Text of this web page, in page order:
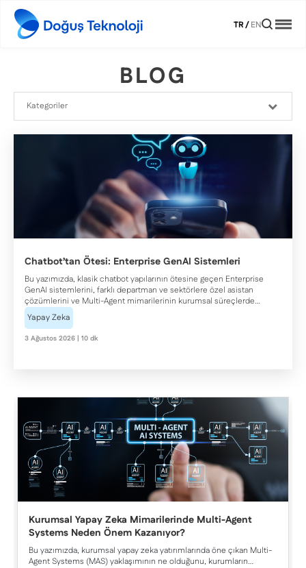
TR/EN
BLOG
Chatbot’tan Ötesi: Enterprise GenAI Sistemleri
Bu yazımızda, klasik chatbot yapılarının ötesine geçen Enterprise
GenAI sistemlerini, farklı departman ve sektörlere özel asistan
çözümlerini ve Multi-Agent mimarilerinin kurumsal süreçlerde
yarattığı değeri inceliyoruz.
Yapay Zeka
3 Ağustos 2026 | 10 dk
Kurumsal Yapay Zeka Mimarilerinde Multi-Agent
Systems Neden Önem Kazanıyor?
Bu yazımızda, kurumsal yapay zeka yatırımlarında öne çıkan Multi-
Agent Systems (MAS) yaklaşımının ne olduğunu, kurumların